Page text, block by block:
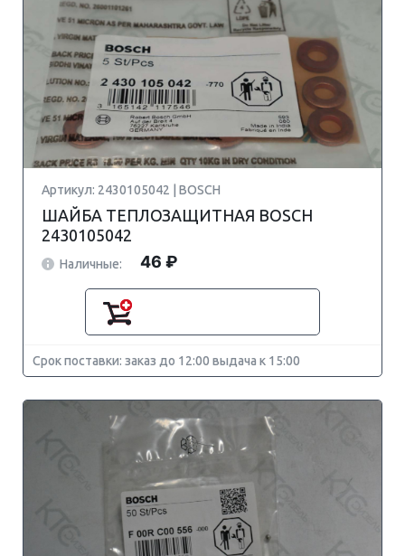
Артикул: 2430105042 | BOSCH
ШАЙБА ТЕПЛОЗАЩИТНАЯ BOSCH
2430105042
Наличные: 46 ₽
Срок поставки: заказ до 12:00 выдача к 15:00